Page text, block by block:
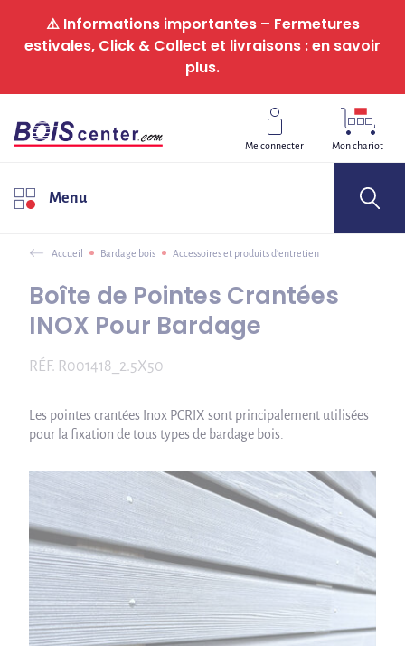
⚠️ Informations importantes – Fermetures
estivales, Click & Collect et livraisons : en savoir
plus.
Me connecter Mon chariot
Menu
Accueil Bardage bois Accessoires et produits d'entretien
Boîte de Pointes Crantées
INOX Pour Bardage
RÉF. R001418_2.5X50
Les pointes crantées Inox PCRIX sont principalement utilisées
pour la fixation de tous types de bardage bois.